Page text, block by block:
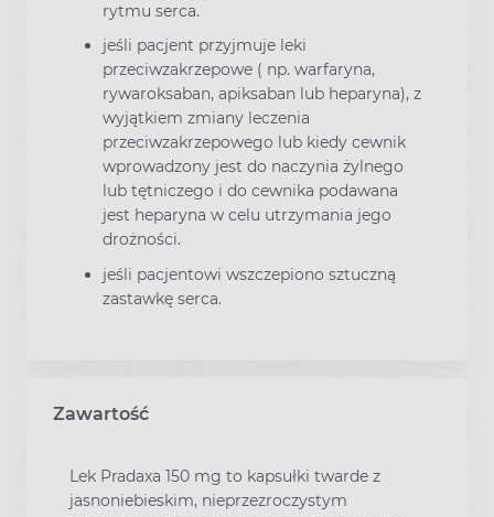
rytmu serca.
jeśli pacjent przyjmuje leki
przeciwzakrzepowe ( np. warfaryna,
rywaroksaban, apiksaban lub heparyna), z
wyjątkiem zmiany leczenia
przeciwzakrzepowego lub kiedy cewnik
wprowadzony jest do naczynia żylnego
lub tętniczego i do cewnika podawana
jest heparyna w celu utrzymania jego
drożności.
jeśli pacjentowi wszczepiono sztuczną
zastawkę serca.
Zawartość
Lek Pradaxa 150 mg to kapsułki twarde z
jasnoniebieskim, nieprzezroczystym